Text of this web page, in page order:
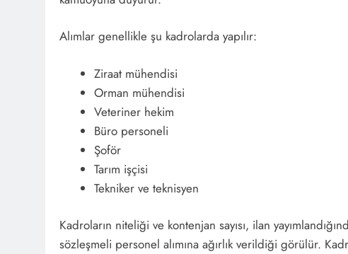
Alımlar genellikle şu kadrolarda yapılır:
Ziraat mühendisi
Orman mühendisi
Veteriner hekim
Büro personeli
Şoför
Tarım işçisi
Tekniker ve teknisyen
Kadroların niteliği ve kontenjan sayısı, ilan
sözleşmeli personel alımına ağırlık verildiği görülür.